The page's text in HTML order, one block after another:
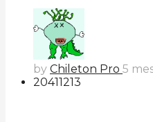
by Chileton Pro 5
20411213